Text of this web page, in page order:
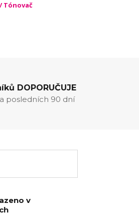
Tónovač
DOPORUČUJE
posledních 90 dní
v